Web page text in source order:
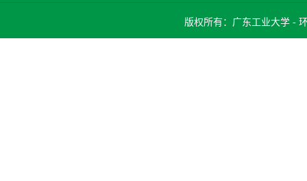
版权所有：广东工业大学 -